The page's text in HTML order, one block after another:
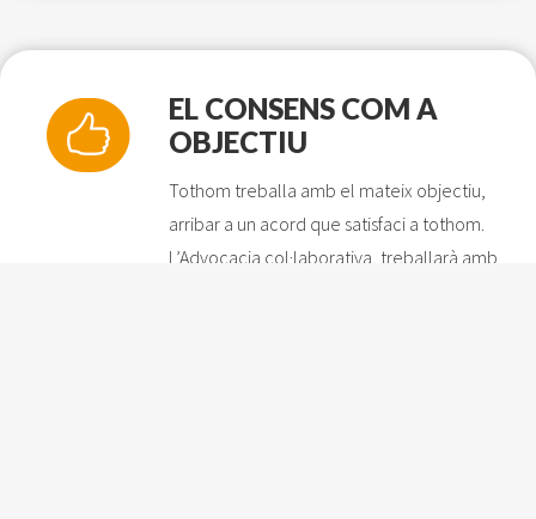
EL CONSENS COM A
OBJECTIU
Tothom treballa amb el mateix objectiu,
arribar a un acord que satisfaci a tothom.
L’Advocacia col·laborativa, treballarà amb